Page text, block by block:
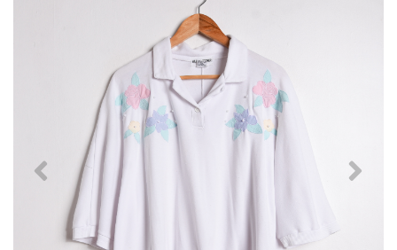
Previous Next